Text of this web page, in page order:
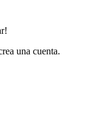
una cuenta.